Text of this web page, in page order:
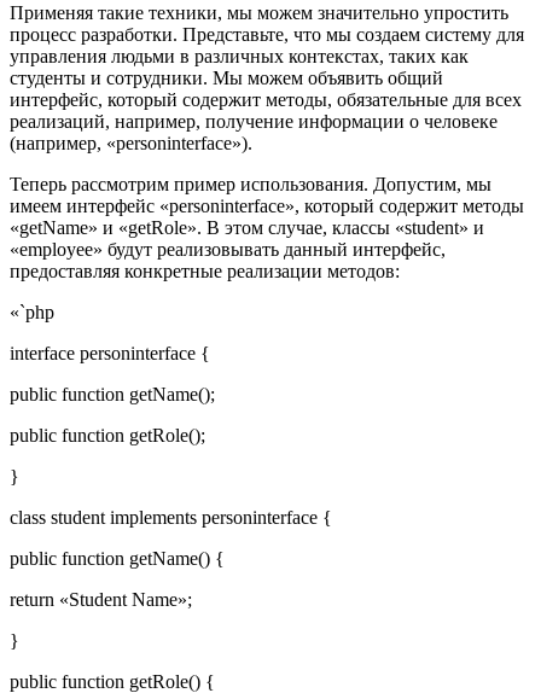
Применяя такие техники, мы можем значительно упростить
процесс разработки. Представьте, что мы создаем систему для
управления людьми в различных контекстах, таких как
студенты и сотрудники. Мы можем объявить общий
интерфейс, который содержит методы, обязательные для всех
реализаций, например, получение информации о человеке
(например, «personinterface»).
Теперь рассмотрим пример использования. Допустим, мы
имеем интерфейс «personinterface», который содержит методы
«getName» и «getRole». В этом случае, классы «student» и
«employee» будут реализовывать данный интерфейс,
предоставляя конкретные реализации методов:
«`php
interface personinterface {
public function getName();
public function getRole();
}
class student implements personinterface {
public function getName() {
return «Student Name»;
}
public function getRole() {